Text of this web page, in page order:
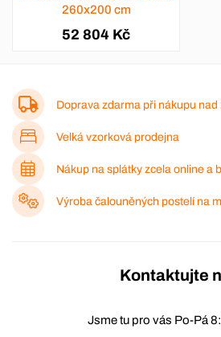
260x200 cm
52 804 Kč
Doprava zdarma při nákupu nad
Velká vzorková prodejna
Nákup na splátky zcela online a
Výroba čalouněných postelí na
Kontaktujte
Jsme tu pro vás Po-Pá